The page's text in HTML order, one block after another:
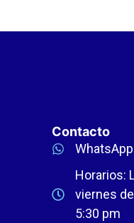
Contacto
WhatsApp
Horarios:
viernes
5:30 pm